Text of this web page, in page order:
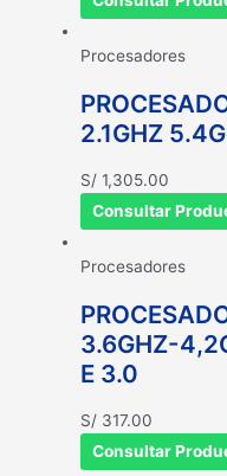
Procesadores
2.1GHZ
S/ 1,305.00
Consultar
Procesadores
3.6GHZ-
E 3.0
S/ 317.00
Consultar